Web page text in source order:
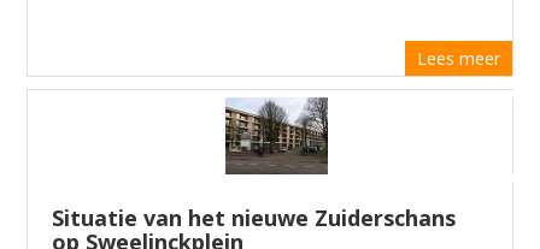
Lees meer
Situatie van het nieuwe Zuiderschans
op Sweelinckplein